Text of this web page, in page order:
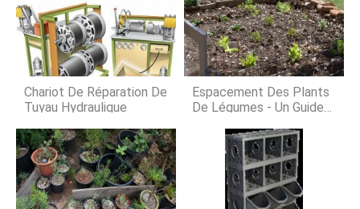
succession devrait être réglée. Je
veux attendre la plan
gestion foncière, Compagnie des
Peuples, Clive, Iowa. « Largent
intelligent sur le marché de
linvestissement se déplace vers les
terres agricoles américaines, il dit.
Alors que léconomie américaine est
déstabilisée par la guerre commerc
Chariot De Réparation De
Tuyau Hydraulique
Espacement Des Plants
De Légumes - Un Guide